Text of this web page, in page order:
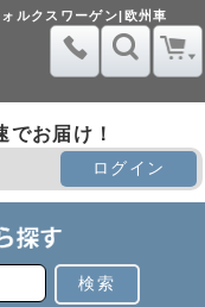
ルクスワーゲン|欧州車
お届け！
ログイン
検索